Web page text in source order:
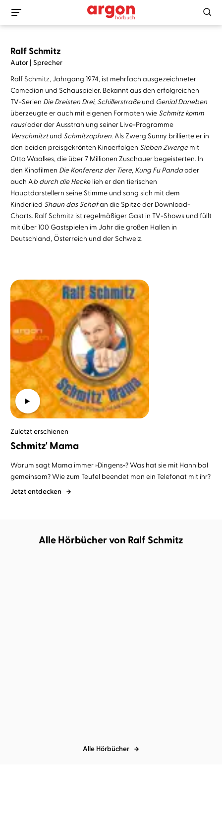
Ralf Schmitz
Autor | Sprecher
Ralf Schmitz, Jahrgang 1974, ist mehrfach ausgezeichneter
Comedian und Schauspieler. Bekannt aus den erfolgreichen
TV-Serien Die Dreisten Drei, Schillerstraßeund Genial Daneben
überzeugte er auch mit eigenen Formaten wie Schmitz komm
raus!oder der Ausstrahlung seiner Live-Programme
Verschmitztund Schmitzophren. Als Zwerg Sunny brillierte er in
den beiden preisgekrönten Kinoerfolgen Sieben Zwergemit
Otto Waalkes, die über 7 Millionen Zuschauer begeisterten. In
den Kinofilmen Die Konferenz der Tiere, Kung Fu Pandaoder
auch Ab durch die Hecke lieh er den tierischen
Hauptdarstellern seine Stimme und sang sich mit dem
Kinderlied Shaun das Schafan die Spitze der Download-
Charts. Ralf Schmitz ist regelmäßiger Gast in TV-Shows und füllt
mit über 100 Gastspielen im Jahr die großen Hallen in
Deutschland, Österreich und der Schweiz.
Zuletzt erschienen
Schmitz' Mama
Warum sagt Mama immer »Dingens«? Was hat sie mit Hannibal
gemeinsam? Wie zum Teufel beendet man ein Telefonat mit ihr?
Jetzt entdecken
Alle Hörbücher von Ralf Schmitz
Alle Hörbücher